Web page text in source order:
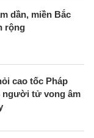
dần, miền Bắc
rộng
cao tốc Pháp
người tử vong âm